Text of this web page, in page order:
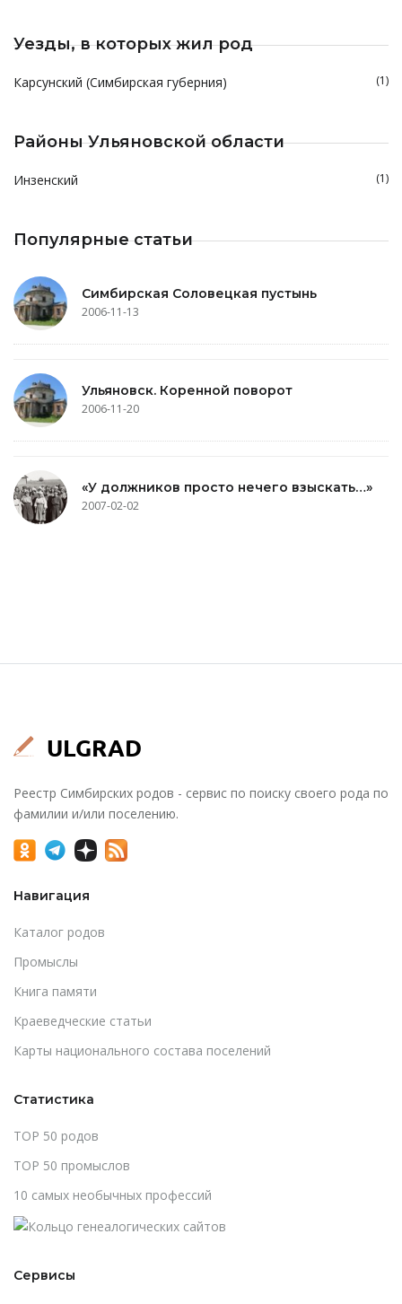
Уезды, в которых жил род
Карсунский (Симбирская губерния) (1)
Районы Ульяновской области
Инзенский (1)
Популярные статьи
Симбирская Соловецкая пустынь
2006-11-13
Ульяновск. Коренной поворот
2006-11-20
«У должников просто нечего взыскать…»
2007-02-02
Реестр Симбирских родов - сервис по поиску своего рода по
фамилии и/или поселению.
Навигация
Каталог родов
Промыслы
Книга памяти
Краеведческие статьи
Карты национального состава поселений
Статистика
TOP 50 родов
TOP 50 промыслов
10 самых необычных профессий
Сервисы